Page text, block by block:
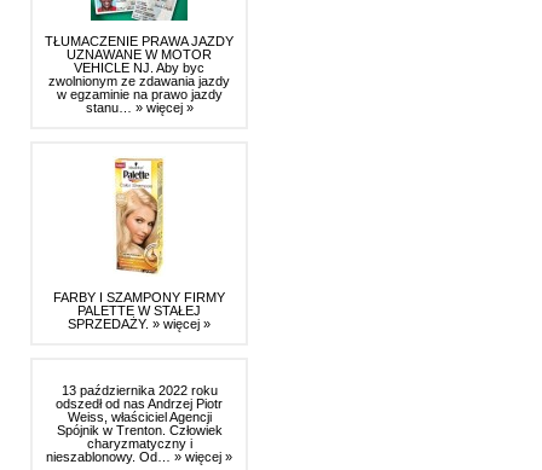
TŁUMACZENIE PRAWA JAZDY
UZNAWANE W MOTOR
VEHICLE NJ. Aby byc
zwolnionym ze zdawania jazdy
w egzaminie na prawo jazdy
stanu… » więcej »
FARBY I SZAMPONY FIRMY
PALETTE W STAŁEJ
SPRZEDAŻY. » więcej »
13 października 2022 roku
odszedł od nas Andrzej Piotr
Weiss, właściciel Agencji
Spójnik w Trenton. Człowiek
charyzmatyczny i
nieszablonowy. Od… » więcej »